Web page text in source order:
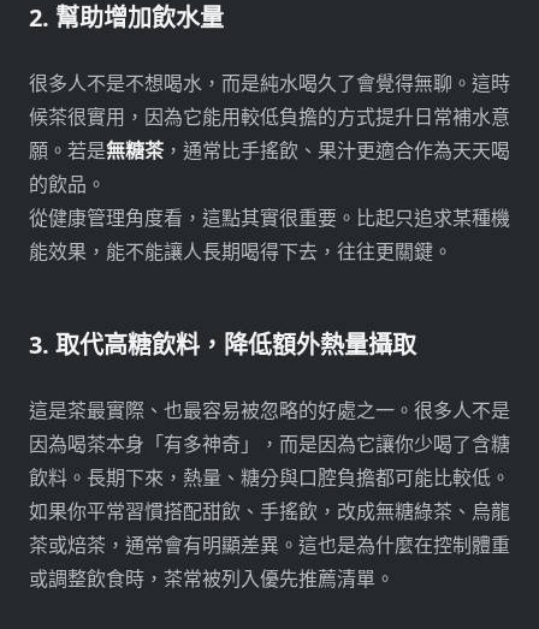
2. 幫助增加飲水量
很多人不是不想喝水，而是純水喝久了會覺得無聊。這時
候茶很實用，因為它能用較低負擔的方式提升日常補水意
願。若是無糖茶，通常比手搖飲、果汁更適合作為天天喝
的飲品。
從健康管理角度看，這點其實很重要。比起只追求某種機
能效果，能不能讓人長期喝得下去，往往更關鍵。
3. 取代高糖飲料，降低額外熱量攝取
這是茶最實際、也最容易被忽略的好處之一。很多人不是
因為喝茶本身「有多神奇」，而是因為它讓你少喝了含糖
飲料。長期下來，熱量、糖分與口腔負擔都可能比較低。
如果你平常習慣搭配甜飲、手搖飲，改成無糖綠茶、烏龍
茶或焙茶，通常會有明顯差異。這也是為什麼在控制體重
或調整飲食時，茶常被列入優先推薦清單。